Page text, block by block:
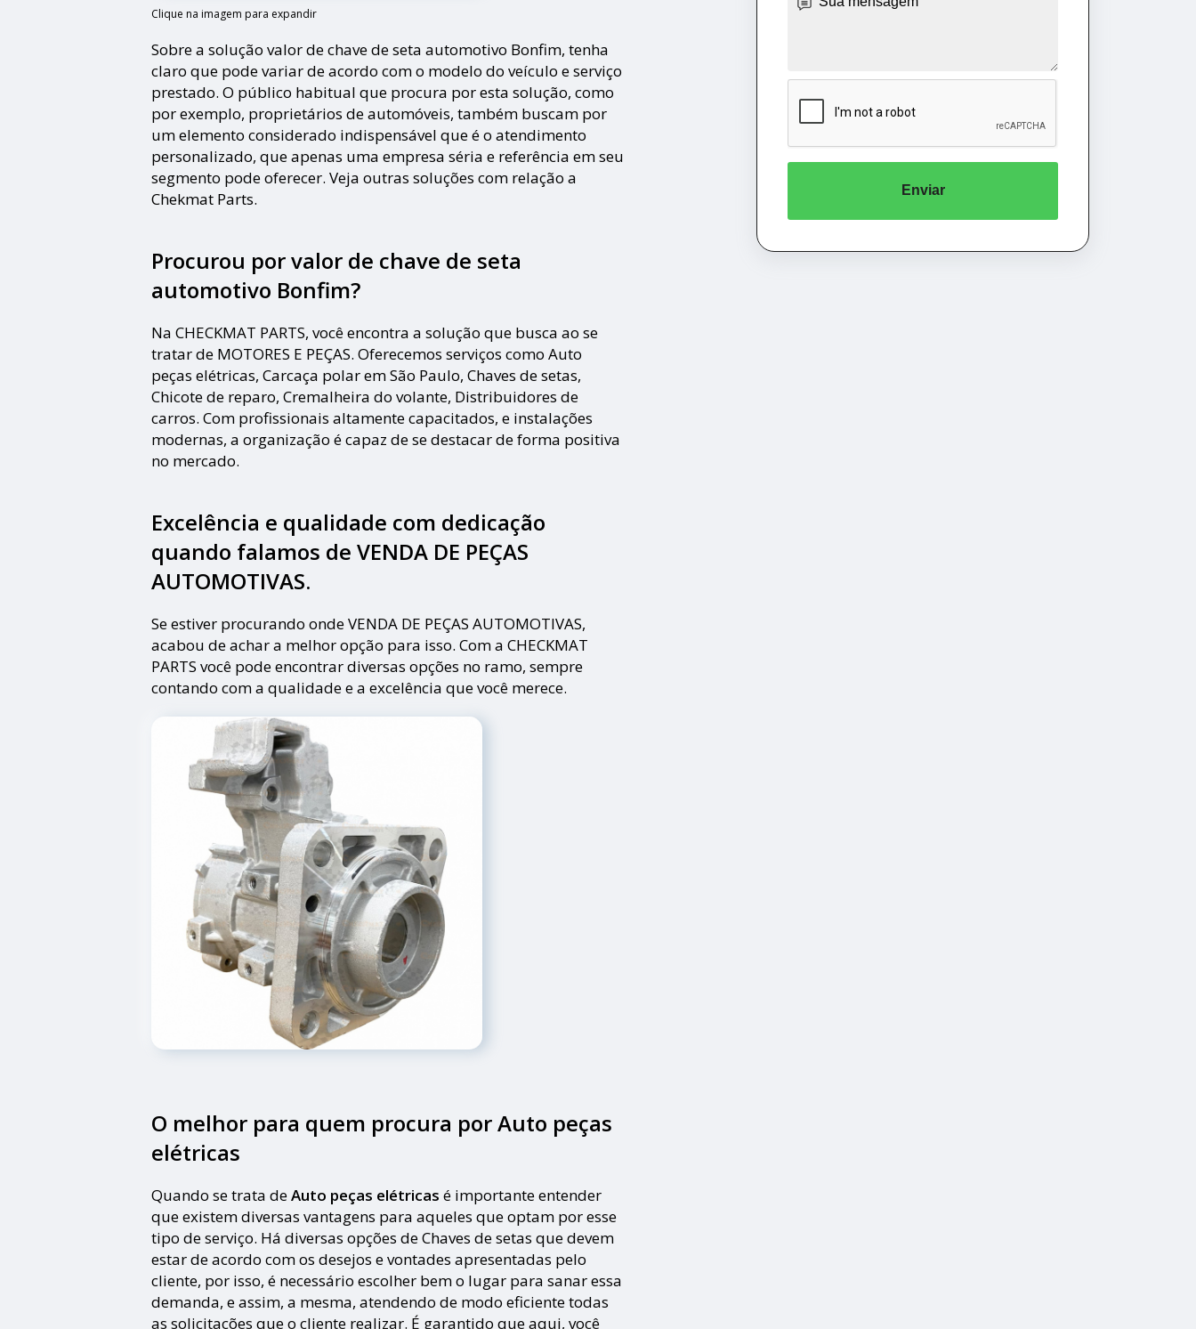
Clique na imagem para expandir
Sobre a solução valor de chave de seta automotivo Bonfim, tenha
claro que pode variar de acordo com o modelo do veículo e serviço
prestado. O público habitual que procura por esta solução, como
por exemplo, proprietários de automóveis, também buscam por
um elemento considerado indispensável que é o atendimento
personalizado, que apenas uma empresa séria e referência em seu
segmento pode oferecer. Veja outras soluções com relação a
Chekmat Parts.
Procurou por valor de chave de seta
automotivo Bonfim?
Na CHECKMAT PARTS, você encontra a solução que busca ao se
tratar de MOTORES E PEÇAS. Oferecemos serviços como Auto
peças elétricas, Carcaça polar em São Paulo, Chaves de setas,
Chicote de reparo, Cremalheira do volante, Distribuidores de
carros. Com profissionais altamente capacitados, e instalações
modernas, a organização é capaz de se destacar de forma positiva
no mercado.
Excelência e qualidade com dedicação
quando falamos de VENDA DE PEÇAS
AUTOMOTIVAS.
Se estiver procurando onde VENDA DE PEÇAS AUTOMOTIVAS,
acabou de achar a melhor opção para isso. Com a CHECKMAT
PARTS você pode encontrar diversas opções no ramo, sempre
contando com a qualidade e a excelência que você merece.
O melhor para quem procura por Auto peças
elétricas
Quando se trata deAuto peças elétricas é importante entender
que existem diversas vantagens para aqueles que optam por esse
tipo de serviço. Há diversas opções de Chaves de setas que devem
estar de acordo com os desejos e vontades apresentadas pelo
cliente, por isso, é necessário escolher bem o lugar para sanar essa
demanda, e assim, a mesma, atendendo de modo eficiente todas
as solicitações que o cliente realizar. É garantido que aqui, você
Enviar